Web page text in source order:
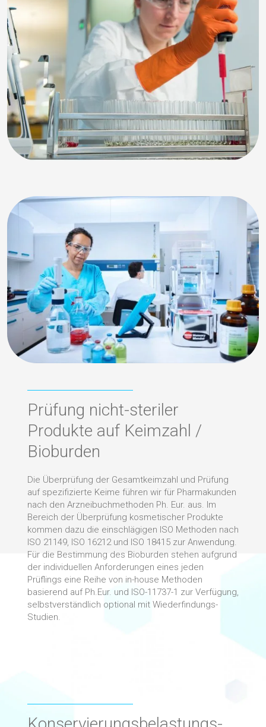
Prüfung nicht-steriler
Produkte auf Keimzahl /
Bioburden
Die Überprüfung der Gesamtkeimzahl und Prüfung
auf spezifizierte Keime führen wir für Pharmakunden
nach den Arzneibuchmethoden Ph. Eur. aus. Im
Bereich der Überprüfung kosmetischer Produkte
kommen dazu die einschlägigen ISO Methoden nach
ISO 21149, ISO 16212 und ISO 18415 zur Anwendung.
Für die Bestimmung des Bioburden stehen aufgrund
der individuellen Anforderungen eines jeden
Prüflings eine Reihe von in-house Methoden
basierend auf Ph.Eur. und ISO-11737-1 zur Verfügung,
selbstverständlich optional mit Wiederfindungs-
Studien.